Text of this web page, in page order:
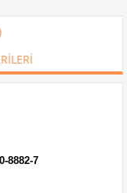
8882-7